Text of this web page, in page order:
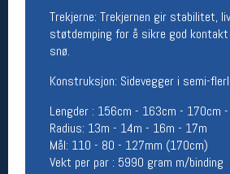
Trekjerne: Trekjernen gir stabilitet,
støtdemping for å sikre god
snø.
Konstruksjon: Sidevegger i semi-
Lengder : 156cm - 163cm - 170cm
Radius: 13m - 14m - 16m - 17m
Mål: 110 - 80 - 127mm (170cm)
Vekt per par : 5990 gram m/binding
Bærekraft
Org. nr: 976754360
Ledige stillinger
Ledige stillinger
Følg oss på